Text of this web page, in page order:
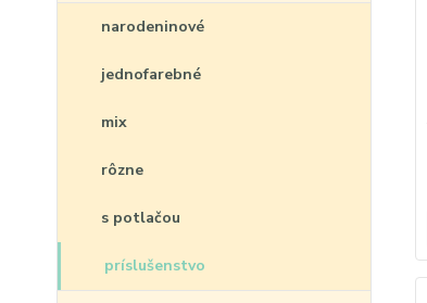
narodeninové
jednofarebné
mix
rôzne
s potlačou
príslušenstvo